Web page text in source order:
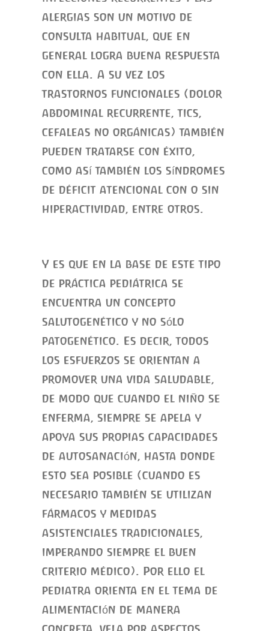
alergias son un motivo de
consulta habitual, que en
general logra buena respuesta
con ella. A su vez los
trastornos funcionales (dolor
abdominal recurrente, tics,
cefaleas no orgánicas) también
pueden tratarse con éxito,
como así también los síndromes
de déficit atencional con o sin
hiperactividad, entre otros.
Y es que en la base de este tipo
de práctica pediátrica se
encuentra un concepto
salutogenético y no sólo
patogenético. Es decir, todos
los esfuerzos se orientan a
promover una vida saludable,
de modo que cuando el niño se
enferma, siempre se apela y
apoya sus propias capacidades
de autosanación, hasta donde
esto sea posible (cuando es
necesario también se utilizan
fármacos y medidas
asistenciales tradicionales,
imperando siempre el buen
criterio médico). Por ello el
pediatra orienta en el tema de
alimentación de manera